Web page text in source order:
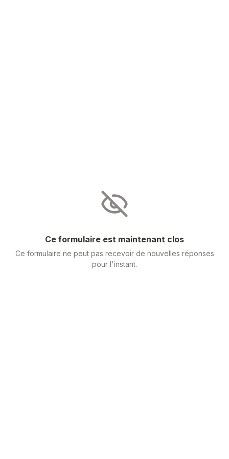
Ce formulaire est maintenant clos
Ce formulaire ne peut pas recevoir de nouvelles réponses
pour l'instant.